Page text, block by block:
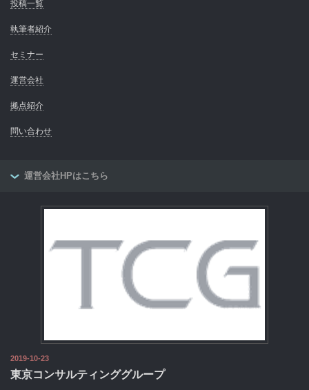
投稿一覧
執筆者紹介
セミナー
運営会社
拠点紹介
問い合わせ
運営会社HPはこちら
2019-10-23
東京コンサルティンググループ